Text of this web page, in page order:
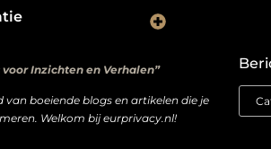
Inzichten en Verhalen”
van boeiende blogs en artikelen die je
Welkom bij eurprivacy.nl!